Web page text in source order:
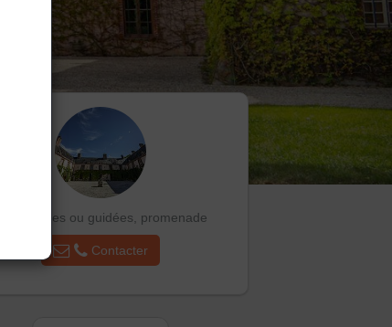
Visites libres ou guidées, promenade
Contacter